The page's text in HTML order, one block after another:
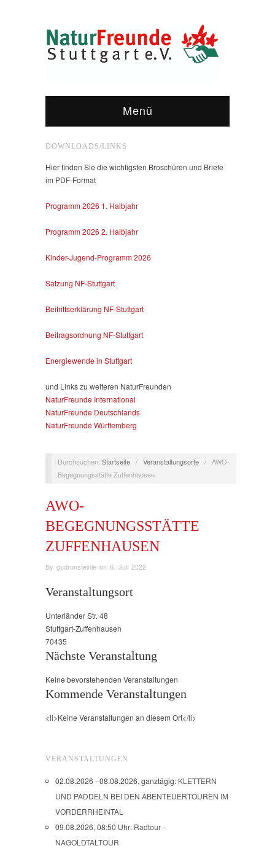
Menü
DOWNLOADS/LINKS
Hier finden Sie die wichtigsten Broschüren und Briefe
im PDF-Format
Programm 2026 1. Halbjahr
Programm 2026 2. Halbjahr
Kinder-Jugend-Programm 2026
Satzung NF-Stuttgart
Beitrittserklärung NF-Stuttgart
Beitragsordnung NF-Stuttgart
Energiewende in Stuttgart
und Links zu weiteren NaturFreunden
NaturFreunde International
NaturFreunde Deutschlands
NaturFreunde Württemberg
Durchsuchen: Startseite / Veranstaltungsorte /
AWO-
Begegnungsstätte Zuffenhausen
AWO-
BEGEGNUNGSSTÄTTE
ZUFFENHAUSEN
By gudrunsteinle on 6. Juli 2022
Veranstaltungsort
Unterländer Str. 48
Stuttgart-Zuffenhausen
70435
Nächste Veranstaltung
Keine bevorstehenden Veranstaltungen
Kommende Veranstaltungen
<li>Keine Veranstaltungen an diesem Ort</li>
VERANSTALTUNGEN
02.08.2026 - 08.08.2026, ganztägig: KLETTERN
UND PADDELN BEI DEN ABENTEUERTOUREN IM
VORDERRHEINTAL
09.08.2026, 08:50 Uhr: Radtour -
NAGOLDTALTOUR